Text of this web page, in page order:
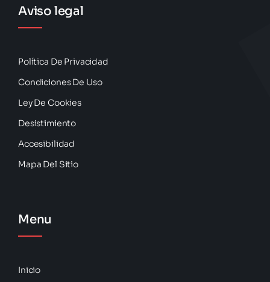
Aviso legal
Política De Privacidad
Condiciones De Uso
Ley De Cookies
Desistimiento
Accesibilidad
Mapa Del Sitio
Menu
Inicio